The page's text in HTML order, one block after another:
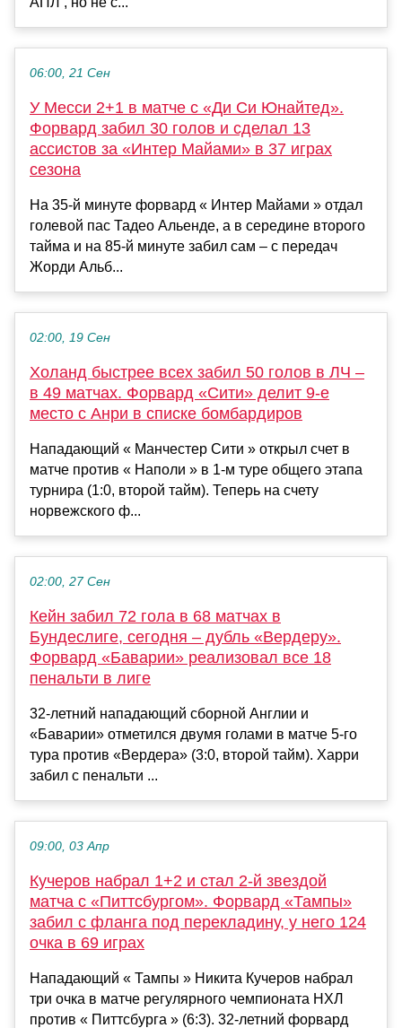
06:00, 21 Сен
У Месси 2+1 в матче с «Ди Си Юнайтед».
Форвард забил 30 голов и сделал 13
ассистов за «Интер Майами» в 37 играх
сезона
На 35-й минуте форвард « Интер Майами » отдал
голевой пас Тадео Альенде, а в середине второго
тайма и на 85-й минуте забил сам – с передач
Жорди Альб...
02:00, 19 Сен
Холанд быстрее всех забил 50 голов в ЛЧ –
в 49 матчах. Форвард «Сити» делит 9-е
место с Анри в списке бомбардиров
Нападающий « Манчестер Сити » открыл счет в
матче против « Наполи » в 1-м туре общего этапа
турнира (1:0, второй тайм). Теперь на счету
норвежского ф...
02:00, 27 Сен
Кейн забил 72 гола в 68 матчах в
Бундеслиге, сегодня – дубль «Вердеру».
Форвард «Баварии» реализовал все 18
пенальти в лиге
32-летний нападающий сборной Англии и
«Баварии» отметился двумя голами в матче 5-го
тура против «Вердера» (3:0, второй тайм). Харри
забил с пенальти ...
09:00, 03 Апр
Кучеров набрал 1+2 и стал 2-й звездой
матча с «Питтсбургом». Форвард «Тампы»
забил с фланга под перекладину, у него 124
очка в 69 играх
Нападающий « Тампы » Никита Кучеров набрал
три очка в матче регулярного чемпионата НХЛ
против « Питтсбурга » (6:3). 32-летний форвард